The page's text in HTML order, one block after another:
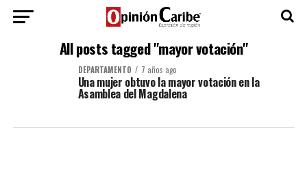
All posts tagged "mayor votación"
DEPARTAMENTO 7 años ago
Una mujer obtuvo la mayor votación en la
Asamblea del Magdalena